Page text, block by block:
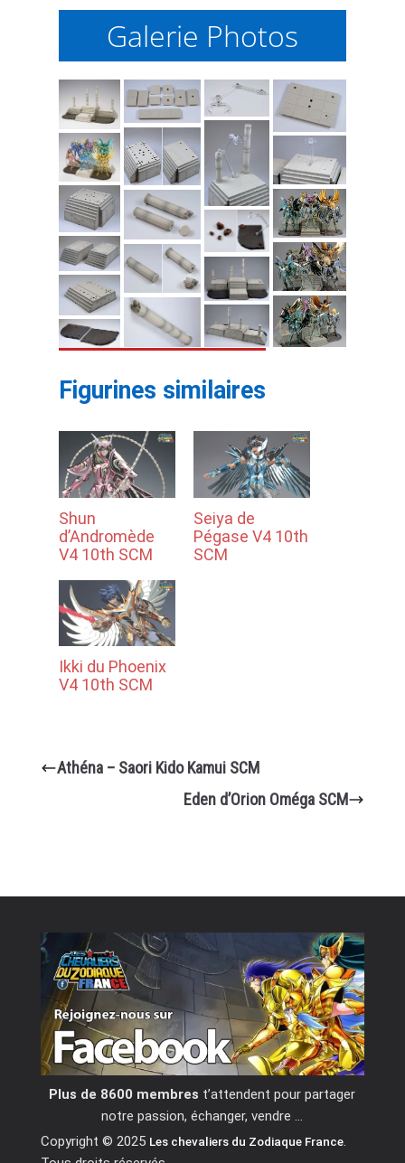
Galerie Photos
Figurines similaires
Shun
d’Andromède
V4 10th SCM
Seiya de
Pégase V4 10th
SCM
Ikki du Phoenix
V4 10th SCM
Athéna – Saori Kido Kamui SCM
Eden d’Orion Oméga SCM
Plus de 8600 membres t’attendent pour partager
notre passion, échanger, vendre …
Copyright © 2025 Les chevaliers du Zodiaque France.